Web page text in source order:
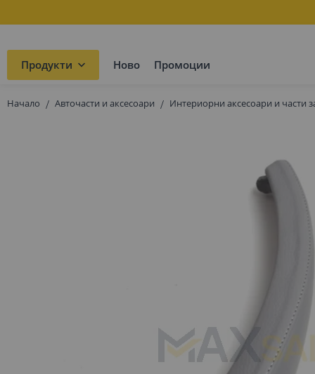
Продукти Ново Промоции
Начало Авточасти и аксесоари Интериорни аксесоари и части